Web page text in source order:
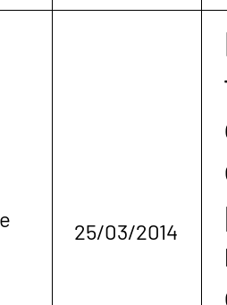
25/03/2014